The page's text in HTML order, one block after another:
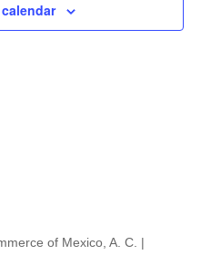
of Mexico, A. C. |